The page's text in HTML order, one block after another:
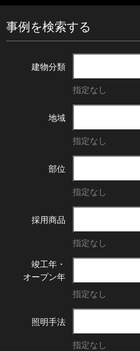
事例を検索する
建物分類
指定なし
地域
指定なし
部位
指定なし
採用商品
指定なし
竣工年・
オープン年
指定なし
照明手法
指定なし